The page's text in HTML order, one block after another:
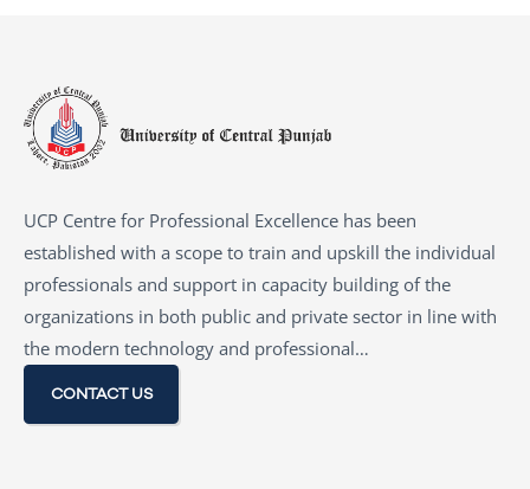
UCP Centre for Professional Excellence has been
established with a scope to train and upskill the individual
professionals and support in capacity building of the
organizations in both public and private sector in line with
the modern technology and professional…
CONTACT US